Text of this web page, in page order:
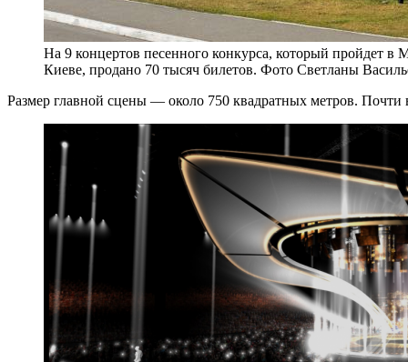
На 9 концертов песенного конкурса, который пройдет
Киеве, продано 70 тысяч билетов. Фото Светланы
Размер главной сцены — около 750 квадратных метров.